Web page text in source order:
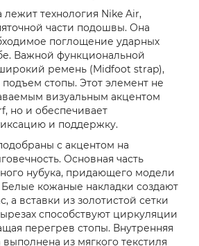
технология Nike Air,
части подошвы. Она
поглощение ударных
Важной функциональной
ремень (Midfoot strap),
стопы. Этот элемент не
визуальным акцентом
но и обеспечивает
и поддержку.
с акцентом на
Основная часть
нубука, придающего модели
кожаные накладки создают
а вставки из золотистой сетки
способствуют циркуляции
перегрев стопы. Внутренняя
из мягкого текстиля